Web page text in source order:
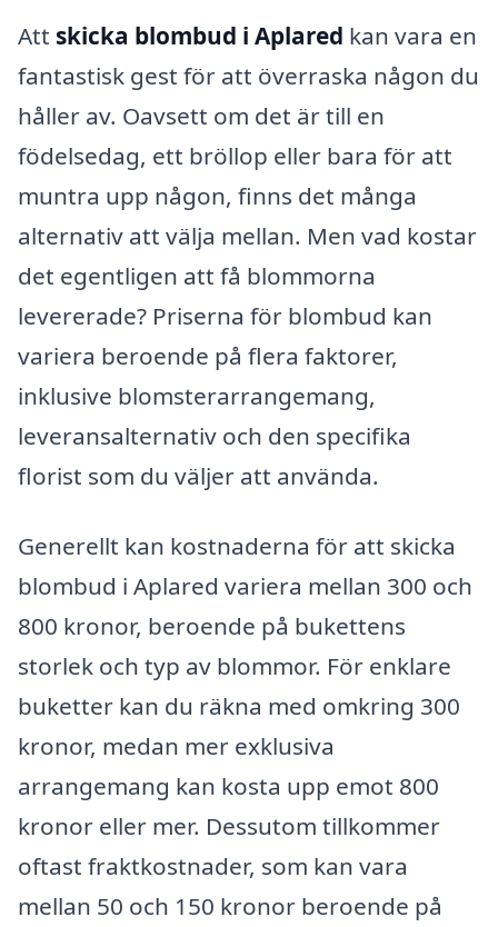
Att skicka blombud i Aplared kan vara en
fantastisk gest för att överraska någon du
håller av. Oavsett om det är till en
födelsedag, ett bröllop eller bara för att
muntra upp någon, finns det många
alternativ att välja mellan. Men vad kostar
det egentligen att få blommorna
levererade? Priserna för blombud kan
variera beroende på flera faktorer,
inklusive blomsterarrangemang,
leveransalternativ och den specifika
florist som du väljer att använda.
Generellt kan kostnaderna för att skicka
blombud i Aplared variera mellan 300 och
800 kronor, beroende på bukettens
storlek och typ av blommor. För enklare
buketter kan du räkna med omkring 300
kronor, medan mer exklusiva
arrangemang kan kosta upp emot 800
kronor eller mer. Dessutom tillkommer
oftast fraktkostnader, som kan vara
mellan 50 och 150 kronor beroende på